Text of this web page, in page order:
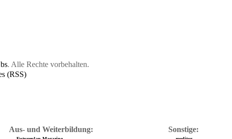
bs. Alle Rechte vorbehalten.
Aus- und Weiterbildung: Sonstige: